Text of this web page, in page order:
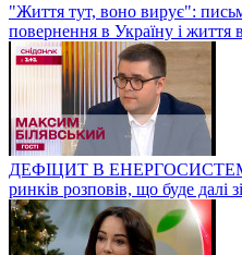
"Життя тут, воно вирує":
повернення в Україну і життя
ДЕФІЦИТ В ЕНЕРГОСИСТЕМІ:
ринків розповів, що буде далі